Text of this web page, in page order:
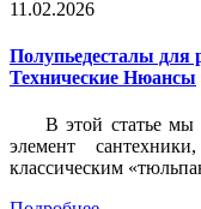
11.02.2026
Полупьедесталы для
Технические Нюансы
В этой статье мы
элемент
классическим